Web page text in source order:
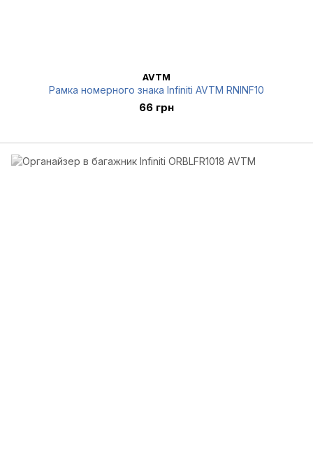
AVTM
Рамка номерного знака Infiniti AVTM RNINF10
66 грн